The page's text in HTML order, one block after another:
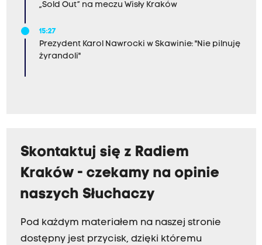
„Sold Out” na meczu Wisły Kraków
15:27
Prezydent Karol Nawrocki w Skawinie: "Nie pilnuję
żyrandoli"
Skontaktuj się z Radiem
Kraków - czekamy na opinie
naszych Słuchaczy
Pod każdym materiałem na naszej stronie
dostępny jest przycisk, dzięki któremu